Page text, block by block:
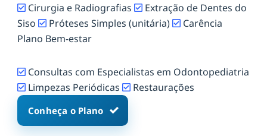
Cirurgia e Radiografias
Extração de Dentes do
Siso
Próteses Simples (unitária)
Carência
Plano Bem-estar
Consultas com Especialistas em Odontopediatria
Limpezas Periódicas
Restaurações
Conheça o Plano